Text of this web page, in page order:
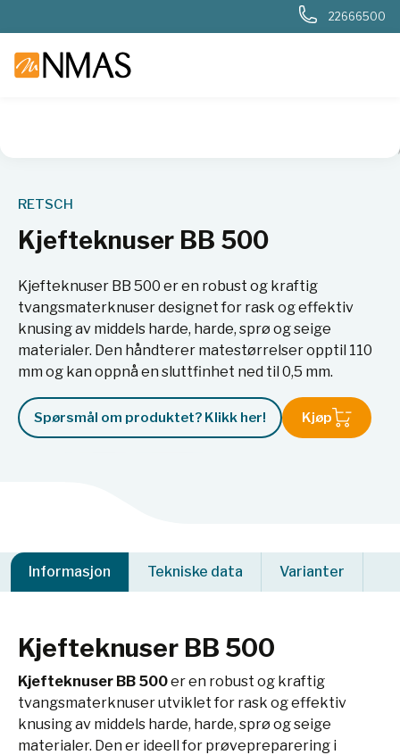
22666500
RETSCH
Kjefteknuser BB 500
Kjefteknuser BB 500 er en robust og kraftig
tvangsmaterknuser designet for rask og effektiv
knusing av middels harde, harde, sprø og seige
materialer. Den håndterer matestørrelser opptil 110
mm og kan oppnå en sluttfinhet ned til 0,5 mm.
Spørsmål om produktet? Klikk her! Kjøp
Informasjon Tekniske data Varianter
Kjefteknuser BB 500
Kjefteknuser BB 500er en robust og kraftig
tvangsmaterknuser utviklet for rask og effektiv
knusing av middels harde, harde, sprø og seige
materialer. Den er ideell for prøvepreparering i